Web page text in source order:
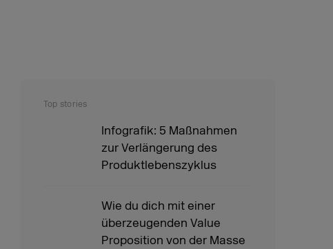
Top stories
Infografik: 5 Maßnahmen
zur Verlängerung des
Produktlebenszyklus
Wie du dich mit einer
überzeugenden Value
Proposition von der Masse